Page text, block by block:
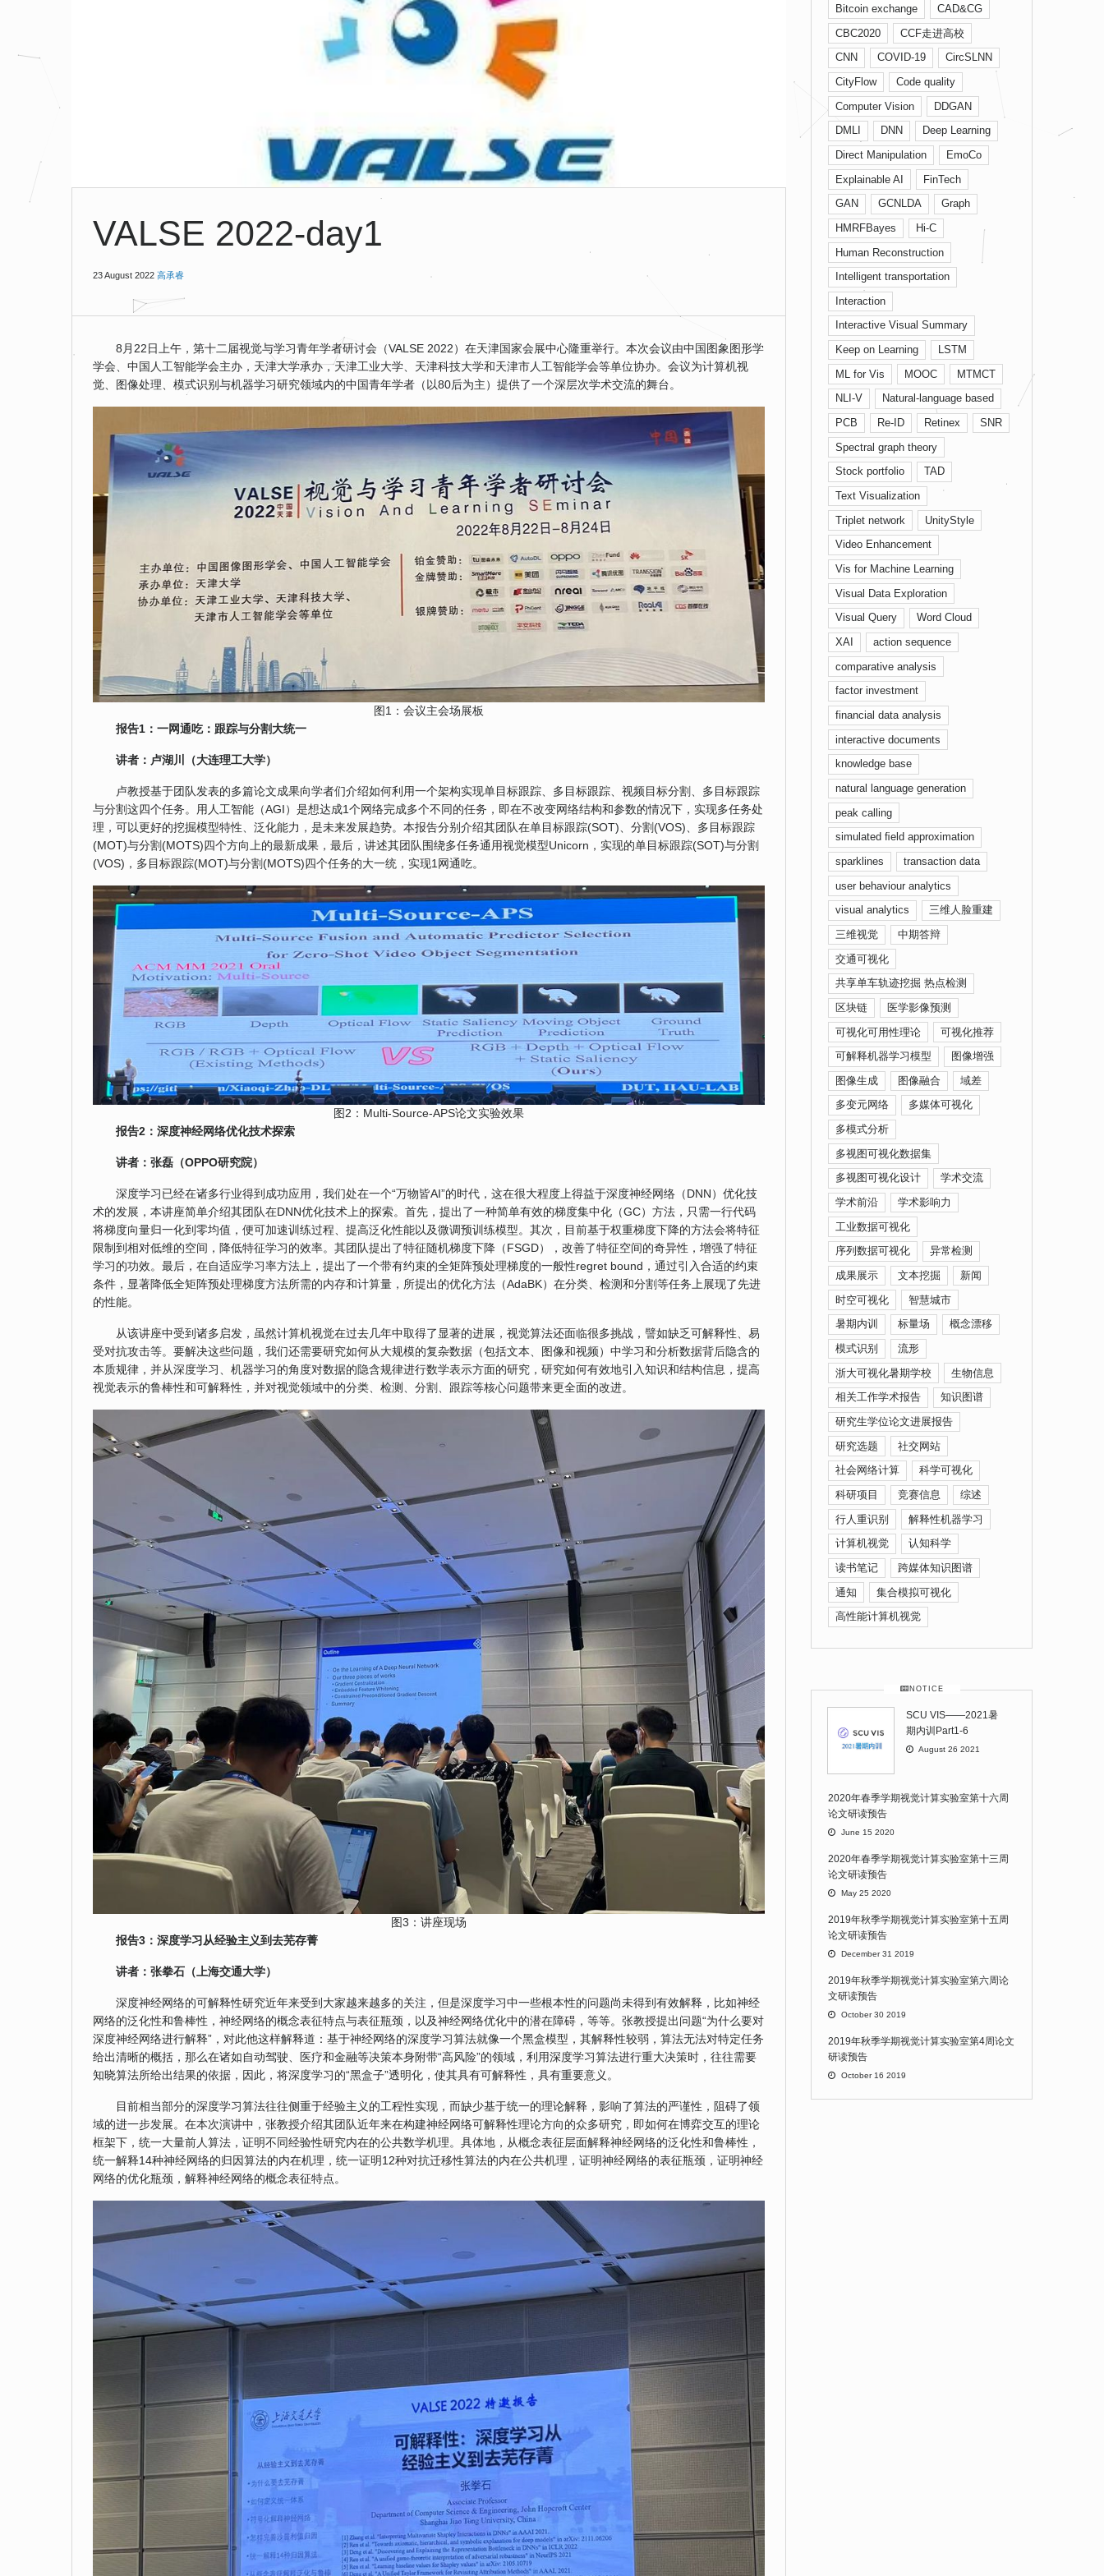
VALSE 2022-day1
23 August 2022 高承睿
8月22日上午，第十二届视觉与学习青年学者研讨会（VALSE 2022）在天津国家会展中心隆重举行。本次会议由中国图象图形学
学会、中国人工智能学会主办，天津大学承办，天津工业大学、天津科技大学和天津市人工智能学会等单位协办。会议为计算机视
觉、图像处理、模式识别与机器学习研究领域内的中国青年学者（以80后为主）提供了一个深层次学术交流的舞台。
图1：会议主会场展板
报告1：一网通吃：跟踪与分割大统一
讲者：卢湖川 （大连理工大学）
卢教授基于团队发表的多篇论文成果向学者们介绍如何利用一个架构实现单目标跟踪、多目标跟踪、视频目标分割、多目标跟踪
与分割这四个任务。用人工智能（AGI）是想达成1个网络完成多个不同的任务，即在不改变网络结构和参数的情况下，实现多任务处
理，可以更好的挖掘模型特性、泛化能力，是未来发展趋势。本报告分别介绍其团队在单目标跟踪(SOT)、分割(VOS)、多目标跟踪
(MOT)与分割(MOTS)四个方向上的最新成果，最后，讲述其团队围绕多任务通用视觉模型Unicorn，实现的单目标跟踪(SOT)与分割
(VOS)，多目标跟踪(MOT)与分割(MOTS)四个任务的大一统，实现1网通吃。
图2：Multi-Source-APS论文实验效果
报告2 ：深度神经网络优化技术探索
讲者：张磊（OPPO研究院）
深度学习已经在诸多行业得到成功应用，我们处在一个“万物皆AI”的时代，这在很大程度上得益于深度神经网络（DNN）优化技
术的发展，本讲座简单介绍其团队在DNN优化技术上的探索。首先，提出了一种简单有效的梯度集中化（GC）方法，只需一行代码
将梯度向量归一化到零均值，便可加速训练过程、提高泛化性能以及微调预训练模型。其次，目前基于权重梯度下降的方法会将特征
限制到相对低维的空间，降低特征学习的效率。其团队提出了特征随机梯度下降（FSGD），改善了特征空间的奇异性，增强了特征
学习的功效。最后，在自适应学习率方法上，提出了一个带有约束的全矩阵预处理梯度的一般性regret bound，通过引入合适的约束
条件，显著降低全矩阵预处理梯度方法所需的内存和计算量，所提出的优化方法（AdaBK）在分类、检测和分割等任务上展现了先进
的性能。
从该讲座中受到诸多启发，虽然计算机视觉在过去几年中取得了显著的进展，视觉算法还面临很多挑战，譬如缺乏可解释性、易
受对抗攻击等。要解决这些问题，我们还需要研究如何从大规模的复杂数据（包括文本、图像和视频）中学习和分析数据背后隐含的
本质规律，并从深度学习、机器学习的角度对数据的隐含规律进行数学表示方面的研究，研究如何有效地引入知识和结构信息，提高
视觉表示的鲁棒性和可解释性，并对视觉领域中的分类、检测、分割、跟踪等核心问题带来更全面的改进。
图3：讲座现场
报告3 ： 深度学习从经验主义到去芜存菁
讲者： 张拳石（上海交通大学）
深度神经网络的可解释性研究近年来受到大家越来越多的关注，但是深度学习中一些根本性的问题尚未得到有效解释，比如神经
网络的泛化性和鲁棒性，神经网络的概念表征特点与表征瓶颈，以及神经网络优化中的潜在障碍，等等。张教授提出问题“为什么要对
深度神经网络进行解释”，对此他这样解释道：基于神经网络的深度学习算法就像一个黑盒模型，其解释性较弱，算法无法对特定任务
给出清晰的概括，那么在诸如自动驾驶、医疗和金融等决策本身附带“高风险”的领域，利用深度学习算法进行重大决策时，往往需要
知晓算法所给出结果的依据，因此，将深度学习的“黑盒子”透明化，使其具有可解释性，具有重要意义。
目前相当部分的深度学习算法往往侧重于经验主义的工程性实现，而缺少基于统一的理论解释，影响了算法的严谨性，阻碍了领
域的进一步发展。在本次演讲中，张教授介绍其团队近年来在构建神经网络可解释性理论方向的众多研究，即如何在博弈交互的理论
框架下，统一大量前人算法，证明不同经验性研究内在的公共数学机理。具体地，从概念表征层面解释神经网络的泛化性和鲁棒性，
统一解释14种神经网络的归因算法的内在机理，统一证明12种对抗迁移性算法的内在公共机理，证明神经网络的表征瓶颈，证明神经
网络的优化瓶颈，解释神经网络的概念表征特点。
Bitcoin exchange
CAD&CG
CBC2020
CCF走进高校
CNN
COVID-19
CircSLNN
CityFlow
Code quality
Computer Vision
DDGAN
DMLI
DNN
Deep Learning
Direct Manipulation
EmoCo
Explainable AI
FinTech
GAN
GCNLDA
Graph
HMRFBayes
Hi-C
Human Reconstruction
Intelligent transportation
Interaction
Interactive Visual Summary
Keep on Learning
LSTM
ML for Vis
MOOC
MTMCT
NLI-V
Natural-language based
PCB
Re-ID Retinex
SNR
Spectral graph theory
Stock portfolio
TAD
Text Visualization
Triplet network
UnityStyle
Video Enhancement
Vis for Machine Learning
Visual Data Exploration
Visual Query
Word Cloud
XAI
action sequence
comparative analysis
factor investment
financial data analysis
interactive documents
knowledge base
natural language generation
peak calling
simulated ﬁeld approximation
sparklines
transaction data
user behaviour analytics
visual analytics
三维人脸重建
三维视觉
中期答辩
交通可视化
共享单车轨迹挖掘 热点检测
区块链
医学影像预测
可视化可用性理论
可视化推荐
可解释机器学习模型
图像增强
图像生成
图像融合
域差
多变元网络
多媒体可视化
多模式分析
多视图可视化数据集
多视图可视化设计
学术交流
学术前沿
学术影响力
工业数据可视化
序列数据可视化
异常检测
成果展示
文本挖掘
新闻
时空可视化
智慧城市
暑期内训
标量场
概念漂移
模式识别
流形
浙大可视化暑期学校
生物信息
相关工作学术报告
知识图谱
研究生学位论文进展报告
研究选题
社交网站
社会网络计算
科学可视化
科研项目
竞赛信息
综述
行人重识别
解释性机器学习
计算机视觉
认知科学
读书笔记
跨媒体知识图谱
通知
集合模拟可视化
高性能计算机视觉
NOTICE
SCU VIS——2021暑
期内训Part1-6
August 26 2021
2020年春季学期视觉计算实验室第十六周
论文研读预告
June 15 2020
2020年春季学期视觉计算实验室第十三周
论文研读预告
May 25 2020
2019年秋季学期视觉计算实验室第十五周
论文研读预告
December 31 2019
2019年秋季学期视觉计算实验室第六周论
文研读预告
October 30 2019
2019年秋季学期视觉计算实验室第4周论文
研读预告
October 16 2019